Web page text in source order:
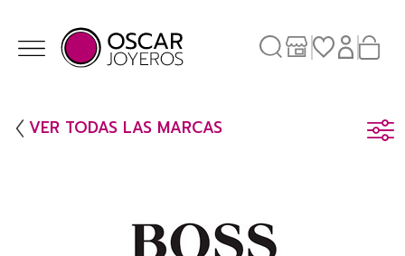
VER TODAS LAS MARCAS